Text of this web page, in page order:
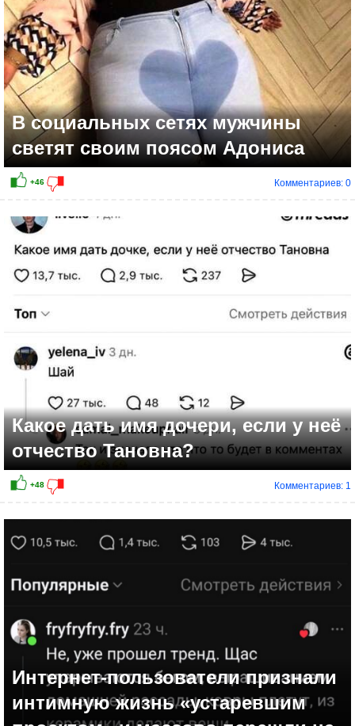
В социальных сетях мужчины
светят своим поясом Адониса
Комментариев: 0
Какое дать имя дочери, если у неё
отчество Тановна?
Комментариев: 1
Интернет-пользователи признали
интимную жизнь «устаревшим